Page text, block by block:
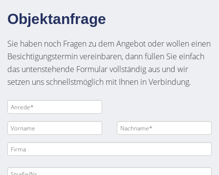
Objektanfrage
Sie haben noch Fragen zu dem Angebot oder wollen einen
Besichtigungstermin vereinbaren, dann füllen Sie einfach
das untenstehende Formular vollständig aus und wir
setzen uns schnellstmöglich mit Ihnen in Verbindung.